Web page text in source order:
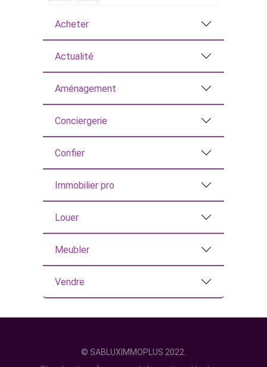
Acheter
Actualité
Aménagement
Conciergerie
Confier
Immobilier pro
Louer
Meubler
Vendre
© SABLUXIMMOPLUS 2022.